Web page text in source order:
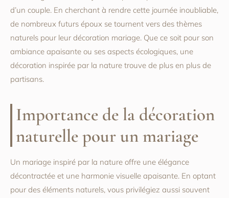
d’un couple. En cherchant à rendre cette journée inoubliable,
de nombreux futurs époux se tournent vers des thèmes
naturels pour leur décoration mariage. Que ce soit pour son
ambiance apaisante ou ses aspects écologiques, une
décoration inspirée par la nature trouve de plus en plus de
partisans.
Importance de la décoration
naturelle pour un mariage
Un mariage inspiré par la nature offre une élégance
décontractée et une harmonie visuelle apaisante. En optant
pour des éléments naturels, vous privilégiez aussi souvent